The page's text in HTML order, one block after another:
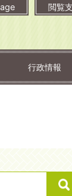
閲覧
行政情報